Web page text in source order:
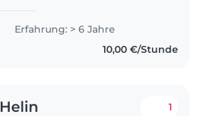
zuverlässig, gesprächig und
mehrsprachig (Deutsch,
Erfahrung: > 6 Jahre
10,00 €/Stunde
Helin 1